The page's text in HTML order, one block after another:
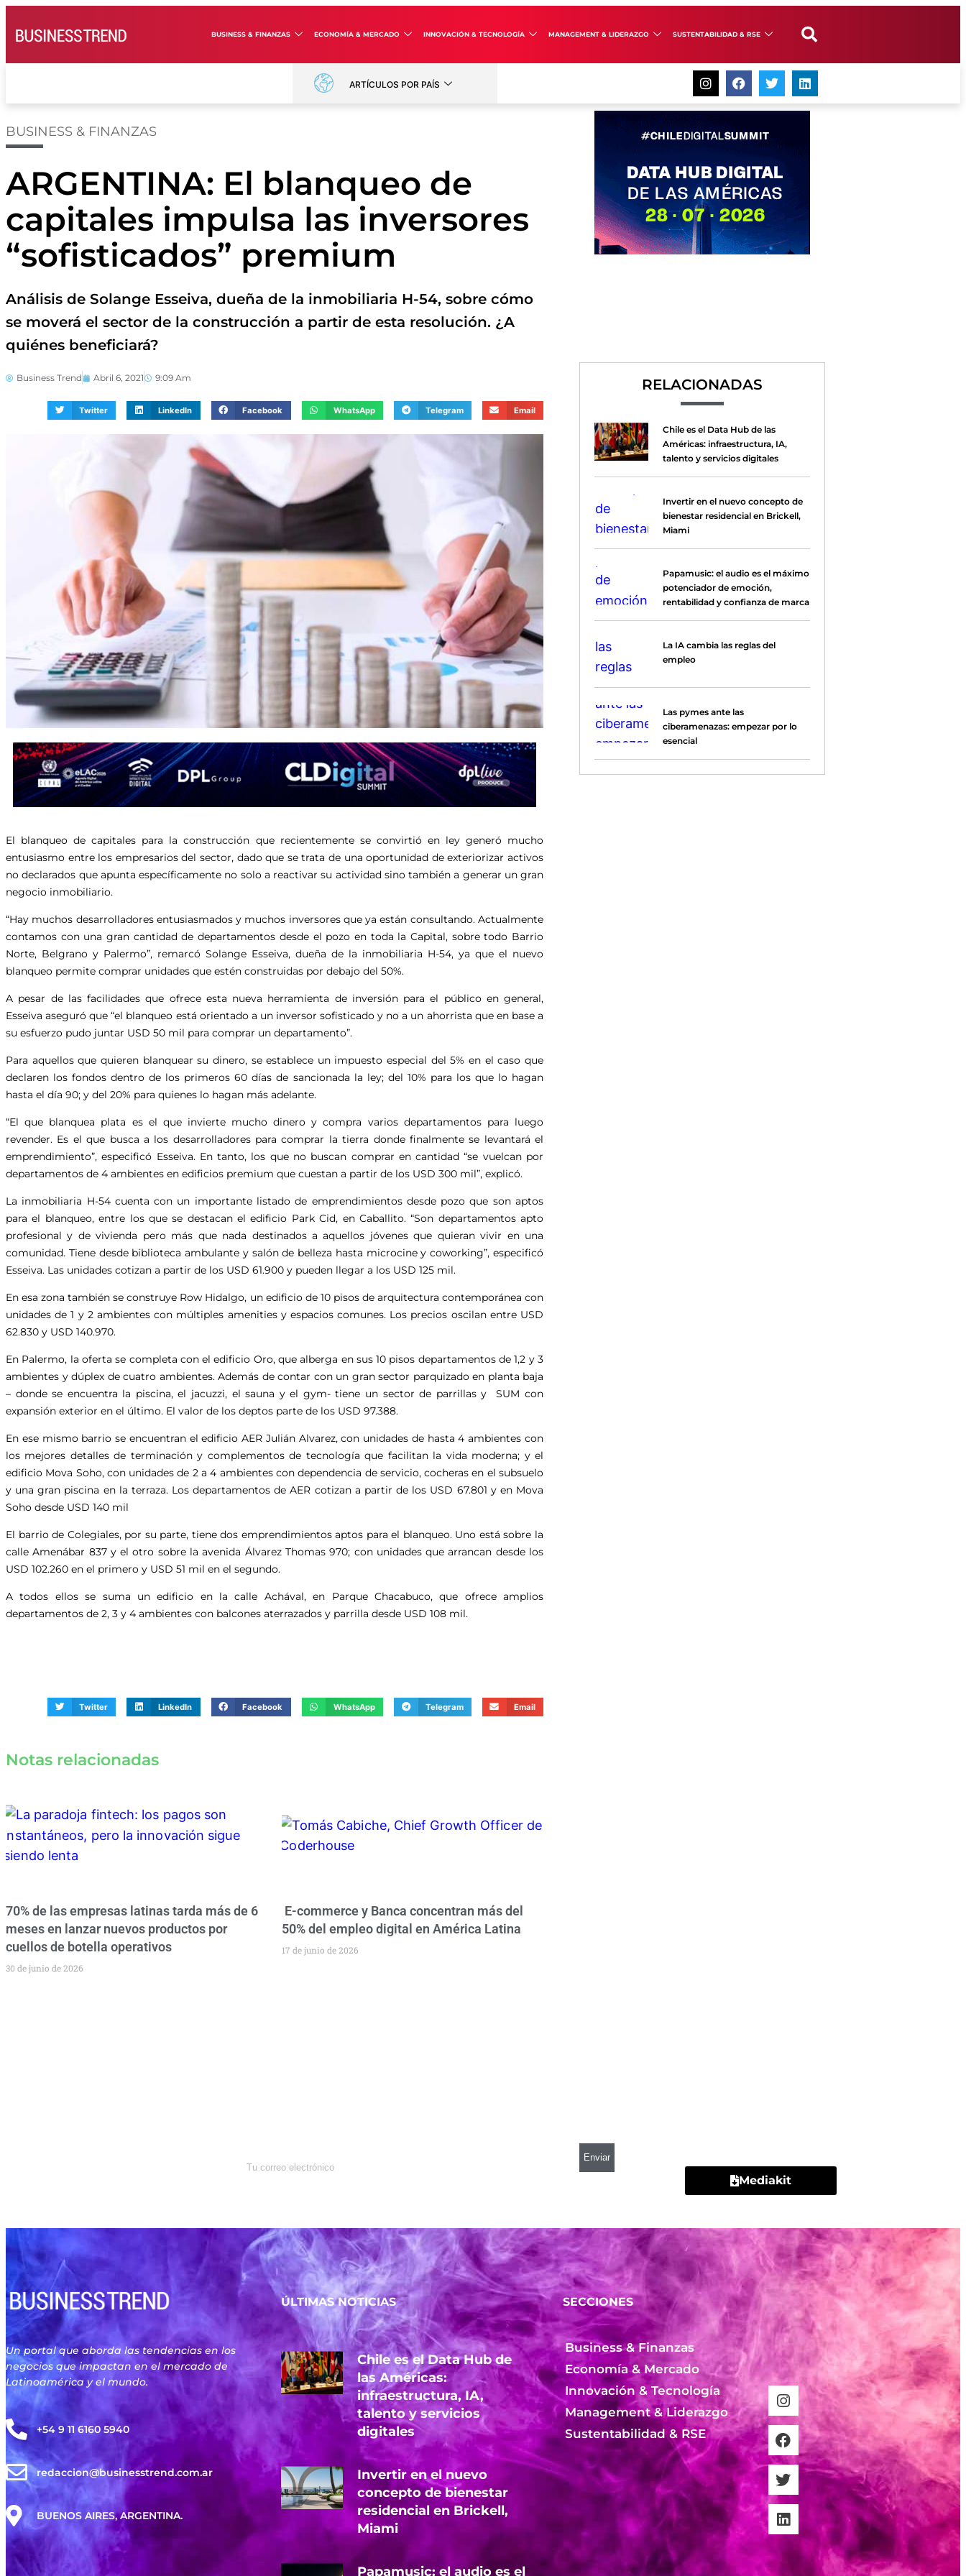
BUSINESS & FINANZAS ECONOMÍA & MERCADO INNOVACIÓN & TECNOLOGÍA MANAGEMENT & LIDERAZGO SUSTENTABILIDAD & RSE
ARTÍCULOS POR PAÍS
BUSINESS & FINANZAS
ARGENTINA: El blanqueo de
capitales impulsa las inversores
“sofisticados” premium
Análisis de Solange Esseiva, dueña de la inmobiliaria H-54, sobre cómo
se moverá el sector de la construcción a partir de esta resolución. ¿A
quiénes beneficiará?
Business Trend Abril 6, 2021 9:09 Am
Twitter LinkedIn Facebook WhatsApp Telegram Email
El blanqueo de capitales para la construcción que recientemente se convirtió en ley generó mucho
entusiasmo entre los empresarios del sector, dado que se trata de una oportunidad de exteriorizar activos
no declarados que apunta específicamente no solo a reactivar su actividad sino también a generar un gran
negocio inmobiliario.
“Hay muchos desarrolladores entusiasmados y muchos inversores que ya están consultando. Actualmente
contamos con una gran cantidad de departamentos desde el pozo en toda la Capital, sobre todo Barrio
Norte, Belgrano y Palermo”, remarcó Solange Esseiva, dueña de la inmobiliaria H-54, ya que el nuevo
blanqueo permite comprar unidades que estén construidas por debajo del 50%.
A pesar de las facilidades que ofrece esta nueva herramienta de inversión para el público en general,
Esseiva aseguró que “el blanqueo está orientado a un inversor sofisticado y no a un ahorrista que en base a
su esfuerzo pudo juntar USD 50 mil para comprar un departamento”.
Para aquellos que quieren blanquear su dinero, se establece un impuesto especial del 5% en el caso que
declaren los fondos dentro de los primeros 60 días de sancionada la ley; del 10% para los que lo hagan
hasta el día 90; y del 20% para quienes lo hagan más adelante.
“El que blanquea plata es el que invierte mucho dinero y compra varios departamentos para luego
revender. Es el que busca a los desarrolladores para comprar la tierra donde finalmente se levantará el
emprendimiento”, especificó Esseiva. En tanto, los que no buscan comprar en cantidad “se vuelcan por
departamentos de 4 ambientes en edificios premium que cuestan a partir de los USD 300 mil”, explicó.
La inmobiliaria H-54 cuenta con un importante listado de emprendimientos desde pozo que son aptos
para el blanqueo, entre los que se destacan el edificio Park Cid, en Caballito. “Son departamentos apto
profesional y de vivienda pero más que nada destinados a aquellos jóvenes que quieran vivir en una
comunidad. Tiene desde biblioteca ambulante y salón de belleza hasta microcine y coworking”, especificó
Esseiva. Las unidades cotizan a partir de los USD 61.900 y pueden llegar a los USD 125 mil.
En esa zona también se construye Row Hidalgo, un edificio de 10 pisos de arquitectura contemporánea con
unidades de 1 y 2 ambientes con múltiples amenities y espacios comunes. Los precios oscilan entre USD
62.830 y USD 140.970.
En Palermo, la oferta se completa con el edificio Oro, que alberga en sus 10 pisos departamentos de 1,2 y 3
ambientes y dúplex de cuatro ambientes. Además de contar con un gran sector parquizado en planta baja
– donde se encuentra la piscina, el jacuzzi, el sauna y el gym- tiene un sector de parrillas y SUM con
expansión exterior en el último. El valor de los deptos parte de los USD 97.388.
En ese mismo barrio se encuentran el edificio AER Julián Alvarez, con unidades de hasta 4 ambientes con
los mejores detalles de terminación y complementos de tecnología que facilitan la vida moderna; y el
edificio Mova Soho, con unidades de 2 a 4 ambientes con dependencia de servicio, cocheras en el subsuelo
y una gran piscina en la terraza. Los departamentos de AER cotizan a partir de los USD 67.801 y en Mova
Soho desde USD 140 mil
El barrio de Colegiales, por su parte, tiene dos emprendimientos aptos para el blanqueo. Uno está sobre la
calle Amenábar 837 y el otro sobre la avenida Álvarez Thomas 970; con unidades que arrancan desde los
USD 102.260 en el primero y USD 51 mil en el segundo.
A todos ellos se suma un edificio en la calle Achával, en Parque Chacabuco, que ofrece amplios
departamentos de 2, 3 y 4 ambientes con balcones aterrazados y parrilla desde USD 108 mil.
Twitter LinkedIn Facebook WhatsApp Telegram Email
Notas relacionadas
70% de las empresas latinas tarda más de 6
meses en lanzar nuevos productos por
cuellos de botella operativos
30 de junio de 2026
E-commerce y Banca concentran más del
50% del empleo digital en América Latina
17 de junio de 2026
RELACIONADAS
Chile es el Data Hub de las
Américas: infraestructura, IA,
talento y servicios digitales
Invertir en el nuevo concepto de
bienestar residencial en Brickell,
Miami
Papamusic: el audio es el máximo
potenciador de emoción,
rentabilidad y confianza de marca
La IA cambia las reglas del
empleo
Las pymes ante las
ciberamenazas: empezar por lo
esencial
Mediakit
Un portal que aborda las tendencias en los
negocios que impactan en el mercado de
Latinoamérica y el mundo.
+54 9 11 6160 5940
redaccion@businesstrend.com.ar
BUENOS AIRES, ARGENTINA.
ÚLTIMAS NOTICIAS
Chile es el Data Hub de
las Américas:
infraestructura, IA,
talento y servicios
digitales
Invertir en el nuevo
concepto de bienestar
residencial en Brickell,
Miami
Papamusic: el audio es el
SECCIONES
Business & Finanzas
Economía & Mercado
Innovación & Tecnología
Management & Liderazgo
Sustentabilidad & RSE